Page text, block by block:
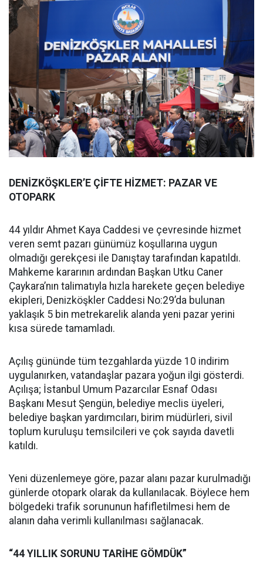
DENİZKÖŞKLER’E ÇİFTE HİZMET: PAZAR VE
OTOPARK
44 yıldır Ahmet Kaya Caddesi ve çevresinde hizmet
veren semt pazarı günümüz koşullarına uygun
olmadığı gerekçesi ile Danıştay tarafından kapatıldı.
Mahkeme kararının ardından Başkan Utku Caner
Çaykara’nın talimatıyla hızla harekete geçen belediye
ekipleri, Denizköşkler Caddesi No:29’da bulunan
yaklaşık 5 bin metrekarelik alanda yeni pazar yerini
kısa sürede tamamladı.
Açılış gününde tüm tezgahlarda yüzde 10 indirim
uygulanırken, vatandaşlar pazara yoğun ilgi gösterdi.
Açılışa; İstanbul Umum Pazarcılar Esnaf Odası
Başkanı Mesut Şengün, belediye meclis üyeleri,
belediye başkan yardımcıları, birim müdürleri, sivil
toplum kuruluşu temsilcileri ve çok sayıda davetli
katıldı.
Yeni düzenlemeye göre, pazar alanı pazar kurulmadığı
günlerde otopark olarak da kullanılacak. Böylece hem
bölgedeki trafik sorununun hafifletilmesi hem de
alanın daha verimli kullanılması sağlanacak.
“44 YILLIK SORUNU TARİHE GÖMDÜK”